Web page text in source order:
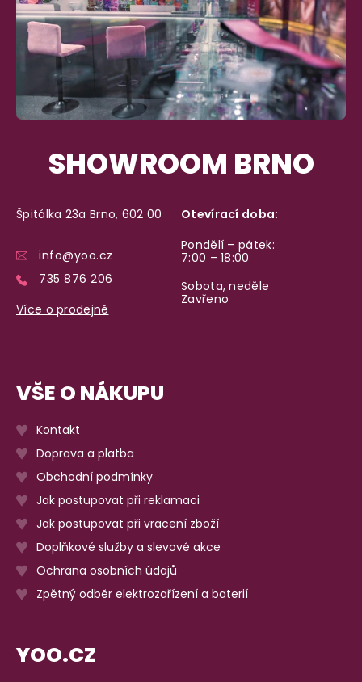
SHOWROOM BRNO
Špitálka 23a Brno, 602 00
info@yoo.cz
735 876 206
Více o prodejně
Otevírací doba:
Pondělí – pátek:
7:00 – 18:00
Sobota, neděle
Zavřeno
VŠE O NÁKUPU
Kontakt
Doprava a platba
Obchodní podmínky
Jak postupovat při reklamaci
Jak postupovat při vracení zboží
Doplňkové služby a slevové akce
Ochrana osobních údajů
Zpětný odběr elektrozařízení a baterií
YOO.CZ